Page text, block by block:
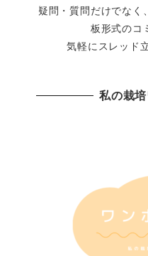
疑問・質問だけでなく
板形式のコ
気軽にスレッド
私の栽